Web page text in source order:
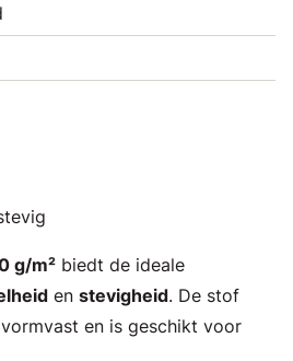
g/m² biedt de ideale
en stevigheid. De stof
en is geschikt voor